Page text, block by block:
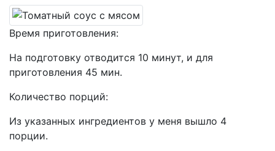
Время приготовления:
На подготовку отводится 10 минут, и для
приготовления 45 мин.
Количество порций:
Из указанных ингредиентов у меня вышло 4
порции.